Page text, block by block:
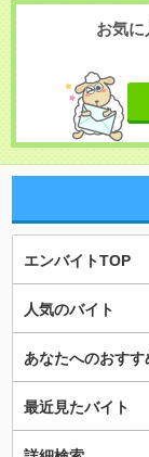
お気に
エンバイトTOP
人気のバイト
あなたへのおすす
最近見たバイト